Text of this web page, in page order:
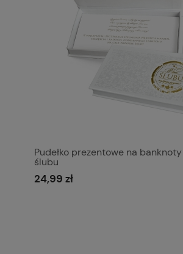
Pudełko prezentowe na
ślubu
24,99 zł